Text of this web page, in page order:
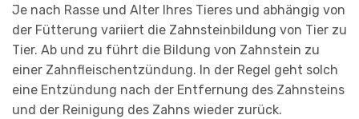
Je nach Rasse und Alter Ihres Tieres und abhängig von
der Fütterung variiert die Zahnsteinbildung von Tier zu
Tier. Ab und zu führt die Bildung von Zahnstein zu
einer Zahnfleischentzündung. In der Regel geht solch
eine Entzündung nach der Entfernung des Zahnsteins
und der Reinigung des Zahns wieder zurück.